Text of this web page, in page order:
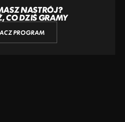
NASTRÓJ?
CO DZIŚ GRAMY
PROGRAM